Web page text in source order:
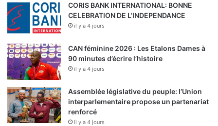
CORIS BANK INTERNATIONAL: BONNE
CELEBRATION DE L’INDEPENDANCE
il y a 4 jours
CAN féminine 2026 : Les Etalons Dames à
90 minutes d’écrire l’histoire
il y a 4 jours
Assemblée législative du peuple: l’Union
interparlementaire propose un partenariat
renforcé
il y a 4 jours